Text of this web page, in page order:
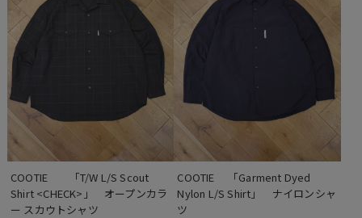
COOTIE　　「T/W L/S Scout
Shirt <CHECK>」　オープンカラ
ー スカウトシャツ
COOTIE 　「Garment Dyed
Nylon L/S Shirt」　ナイロンシャ
ツ